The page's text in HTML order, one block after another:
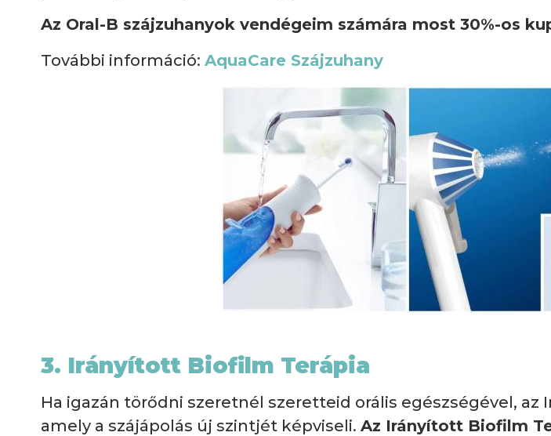
Az Oral-B szájzuhanyok vendégeim számára most 30%-os
További információ: AquaCare Szájzuhany
3. Irányított Biofilm Terápia
Ha igazán törődni szeretnél szeretteid orális egészségével,
amely a szájápolás új szintjét képviseli. Az Irányított Biofilm